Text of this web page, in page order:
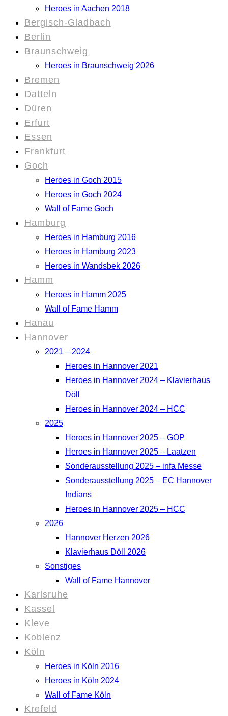
Heroes in Aachen 2018
Bergisch-Gladbach
Berlin
Braunschweig
Heroes in Braunschweig 2026
Bremen
Datteln
Düren
Erfurt
Essen
Frankfurt
Goch
Heroes in Goch 2015
Heroes in Goch 2024
Wall of Fame Goch
Hamburg
Heroes in Hamburg 2016
Heroes in Hamburg 2023
Heroes in Wandsbek 2026
Hamm
Heroes in Hamm 2025
Wall of Fame Hamm
Hanau
Hannover
2021 – 2024
Heroes in Hannover 2021
Heroes in Hannover 2024 – Klavierhaus
Döll
Heroes in Hannover 2024 – HCC
2025
Heroes in Hannover 2025 – GOP
Heroes in Hannover 2025 – Laatzen
Sonderausstellung 2025 – infa Messe
Sonderausstellung 2025 – EC Hannover
Indians
Heroes in Hannover 2025 – HCC
2026
Hannover Herzen 2026
Klavierhaus Döll 2026
Sonstiges
Wall of Fame Hannover
Karlsruhe
Kassel
Kleve
Koblenz
Köln
Heroes in Köln 2016
Heroes in Köln 2024
Wall of Fame Köln
Krefeld